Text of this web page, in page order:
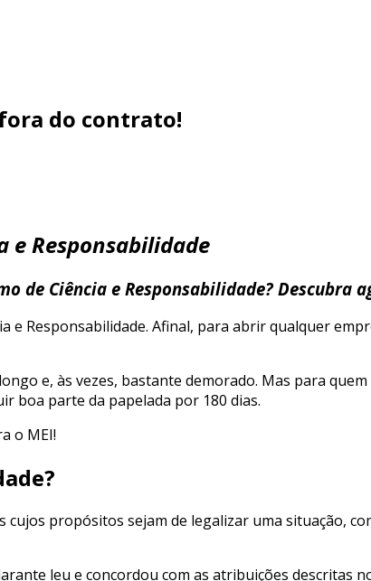
do contrato!
e Responsabilidade
de Ciência e Responsabilidade? Descubra
e Responsabilidade. Afinal, para abrir qualquer
e, às vezes, bastante demorado. Mas para
boa parte da papelada por 180 dias.
o MEI!
propósitos sejam de legalizar uma situação,
leu e concordou com as atribuições descritas